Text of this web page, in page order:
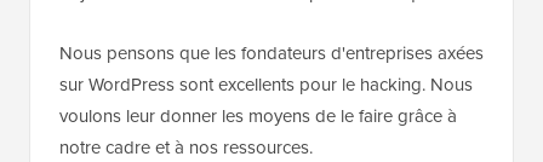
Nous pensons que les fondateurs d'entreprises axées
sur WordPress sont excellents pour le hacking. Nous
voulons leur donner les moyens de le faire grâce à
notre cadre et à nos ressources.